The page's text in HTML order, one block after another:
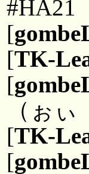
#HA21
[
[TK-
[
（ぉぃ
[TK-
[